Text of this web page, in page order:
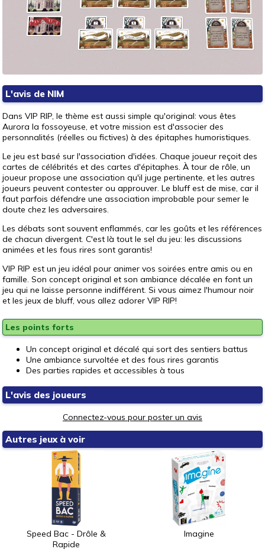
L'avis de NIM
Dans VIP RIP, le thème est aussi simple qu'original: vous êtes
Aurora la fossoyeuse, et votre mission est d'associer des
personnalités (réelles ou fictives) à des épitaphes humoristiques.
Le jeu est basé sur l'association d'idées. Chaque joueur reçoit des
cartes de célébrités et des cartes d'épitaphes. À tour de rôle, un
joueur propose une association qu'il juge pertinente, et les autres
joueurs peuvent contester ou approuver. Le bluff est de mise, car il
faut parfois défendre une association improbable pour semer le
doute chez les adversaires.
Les débats sont souvent enflammés, car les goûts et les références
de chacun divergent. C'est là tout le sel du jeu: les discussions
animées et les fous rires sont garantis!
VIP RIP est un jeu idéal pour animer vos soirées entre amis ou en
famille. Son concept original et son ambiance décalée en font un
jeu qui ne laisse personne indifférent. Si vous aimez l'humour noir
et les jeux de bluff, vous allez adorer VIP RIP!
Les points forts
Un concept original et décalé qui sort des sentiers battus
Une ambiance survoltée et des fous rires garantis
Des parties rapides et accessibles à tous
L'avis des joueurs
Connectez-vous pour poster un avis
Autres jeux à voir
Speed Bac - Drôle &
Rapide
Imagine